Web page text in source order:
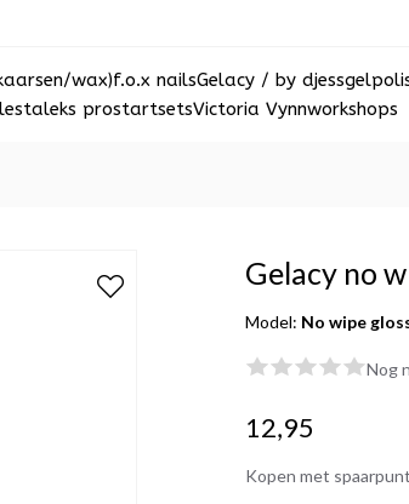
wax)f.o.x nailsGelacy / by djess
staleks prostartsetsVictoria Vynnworkshops
Gelacy no
Model: No wipe
Nog
12,95
Kopen met